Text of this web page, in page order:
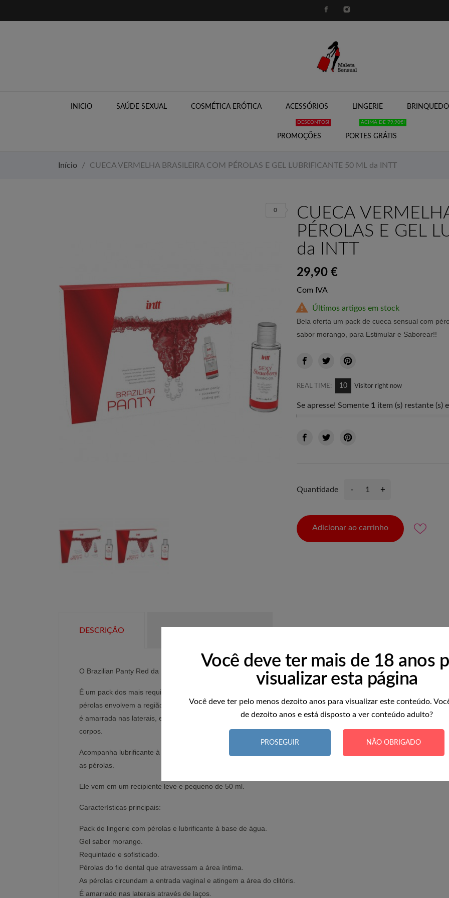
Você deve ter mais de 18 anos
visualizar esta página
Você deve ter pelo menos dezoito anos para visualizar este conteúdo.
de dezoito anos e está disposto a ver conteúdo adulto?
PROSEGUIR NÃO OBRIGADO
INICIO SAÚDE SEXUAL COSMÉTICA ERÓTICA ACESSÓRIOS LINGERIE
PROMOÇÕES
DESCONTOS!
PORTES GRÁTIS
ACIMA DE 79,90€!
Início CUECA VERMELHA BRASILEIRA COM PÉROLAS E GEL LUBRIFICANTE 50 ML da INTT
CUECA
PÉROLAS E GEL
da INTT
29,90 €
Com IVA

Últimos artigos em stock
Bela oferta um pack de cueca sensual com
sabor morango, para Estimular e Saborear!!
REAL TIME: 10 Visitor right now
Se apresse! Somente 1 item (s) restante (s)
Quantidade - +
Adicionar ao carrinho
0
DESCRIÇÃO
O Brazilian Panty Red da INTT é um pack de lingerie sensual com pérolas acompanhadas por um gel à base de
É um pack dos mais requintados e sofisticados, composto por lingerie de renda fina vermelha com um exclusivo
pérolas envolvem a região da vulva, acomodando-se entre os lábios, e chegam até o clitóris, proporcionando
é amarrada nas laterais, encostada no quadril por meio de lacinhos, de forma que os tamanhos variam do S ao
corpos.
Acompanha lubrificante à base de água com aroma/sabor doce de morango, compatível com brinquedos eróticos
as pérolas.
Ele vem em um recipiente leve e pequeno de 50 ml.
Características principais:
Pack de lingerie com pérolas e lubrificante à base de água.
Gel sabor morango.
Requintado e sofisticado.
Pérolas do fio dental que atravessam a área íntima.
As pérolas circundam a entrada vaginal e atingem a área do clitóris.
É amarrado nas laterais através de laços.